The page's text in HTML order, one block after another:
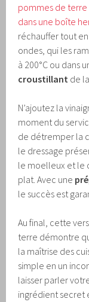
pommes de terre
dans une boîte
réchauffer tout
ondes, qui les
à 200°C ou dans
croustillant de
N’ajoutez la
moment du
de détremper la
le dressage
le moelleux et le
plat. Avec une
le succès est
Au final, cette
terre démontre
la maîtrise des
simple en un
laisser parler
ingrédient